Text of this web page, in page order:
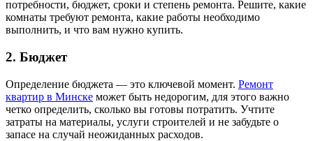
потребности, бюджет, сроки и степень ремонта. Решите, какие
комнаты требуют ремонта, какие работы необходимо
выполнить, и что вам нужно купить.
2. Бюджет
Определение бюджета — это ключевой момент. Ремонт
квартир в Минске может быть недорогим, для этого важно
четко определить, сколько вы готовы потратить. Учтите
затраты на материалы, услуги строителей и не забудьте о
запасе на случай неожиданных расходов.